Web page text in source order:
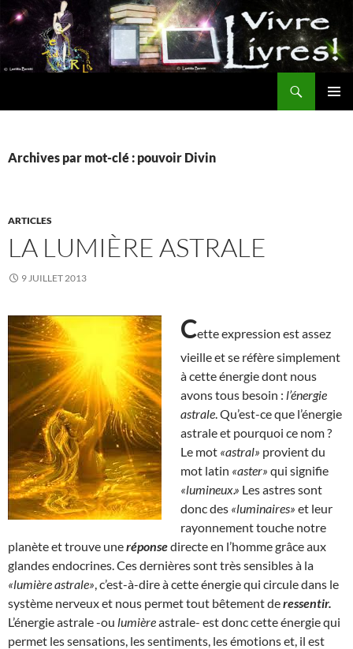
Aller
au
contenu
Archives par mot-clé : pouvoir Divin
ARTICLES
LA LUMIÈRE ASTRALE
9 JUILLET 2013
Cette expression est assez
vieille et se réfère simplement
à cette énergie dont nous
avons tous besoin : l’énergie
astrale . Qu’est-ce que l’énergie
astrale et pourquoi ce nom ?
Le mot «astral» provient du
mot latin «aster» qui signifie
«lumineux.» Les astres sont
donc des «luminaires» et leur
rayonnement touche notre
planète et trouve uneréponsedirecte en l’homme grâce aux
glandes endocrines. Ces dernières sont très sensibles à la
«lumière astrale» , c’est-à-dire à cette énergie qui circule dans le
système nerveux et nous permet tout bêtement deressentir.
L’énergie astrale -ou lumièreastrale- est donc cette énergie qui
permet les sensations, les sentiments, les émotions et, il est